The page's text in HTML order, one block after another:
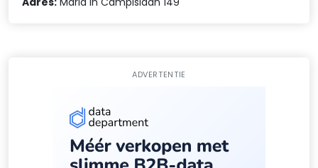
ADVERTENTIE